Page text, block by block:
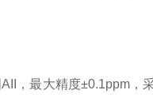
AII ，最大精度±0.1ppm ，